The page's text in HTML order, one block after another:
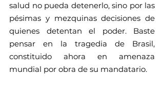
salud no pueda detenerlo, sino por las
pésimas y mezquinas decisiones de
quienes detentan el poder. Baste
pensar en la tragedia de Brasil,
constituido ahora en amenaza
mundial por obra de su mandatario.